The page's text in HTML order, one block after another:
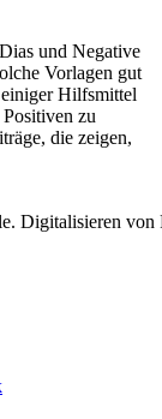
und Negative
Vorlagen gut
Hilfsmittel
zu
die zeigen,
Digitalisieren von